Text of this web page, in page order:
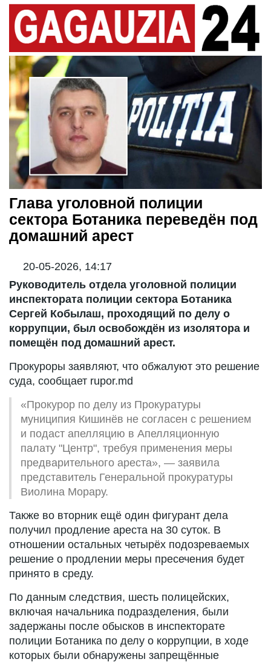
Глава уголовной полиции
cектора Ботаника переведён под
домашний арест
20-05-2026, 14:17
Руководитель отдела уголовной полиции
инспектората полиции сектора Ботаника
Сергей Кобылаш, проходящий по делу о
коррупции, был освобождён из изолятора и
помещён под домашний арест.
Прокуроры заявляют, что обжалуют это решение
суда, сообщает rupor.md
«Прокурор по делу из Прокуратуры
муниципия Кишинёв не согласен с решением
и подаст апелляцию в Апелляционную
палату "Центр", требуя применения меры
предварительного ареста», — заявила
представитель Генеральной прокуратуры
Виолина Морару.
Также во вторник ещё один фигурант дела
получил продление ареста на 30 суток. В
отношении остальных четырёх подозреваемых
решение о продлении меры пресечения будет
принято в среду.
По данным следствия, шесть полицейских,
включая начальника подразделения, были
задержаны после обысков в инспекторате
полиции Ботаника по делу о коррупции, в ходе
которых были обнаружены запрещённые